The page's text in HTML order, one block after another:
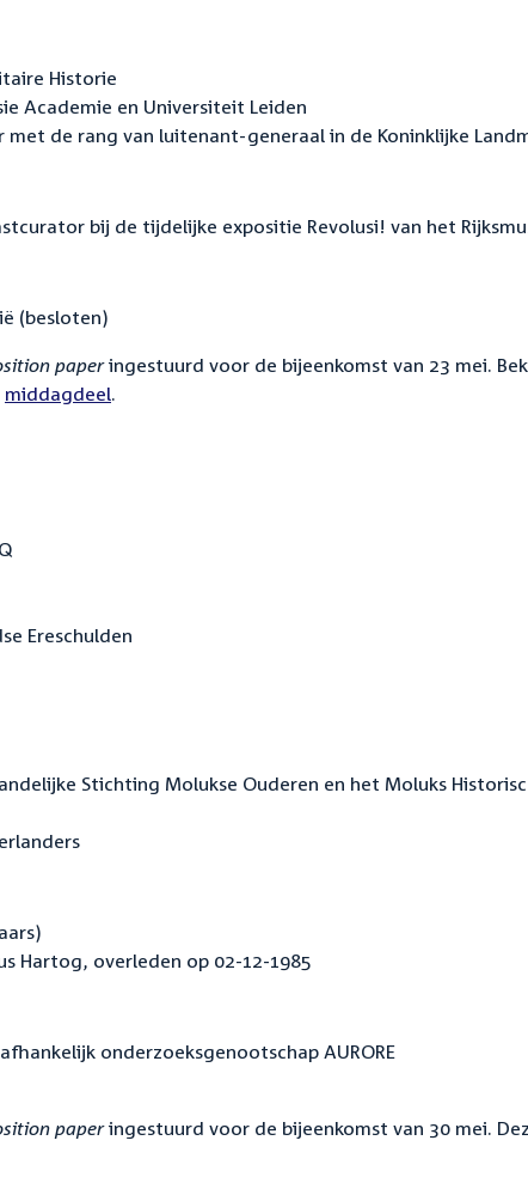
Historie
Academie en Universiteit Leiden
de rang van luitenant-generaal in de Koninklijke
bij de tijdelijke expositie Revolusi! van het
(besloten)
paperingestuurd voor de bijeenkomst van 23 mei.
middagdeel.
Ereschulden
Stichting Molukse Ouderen en het Moluks
Hartog, overleden op 02-12-1985
onderzoeksgenootschap AURORE
paperingestuurd voor de bijeenkomst van 30 mei.